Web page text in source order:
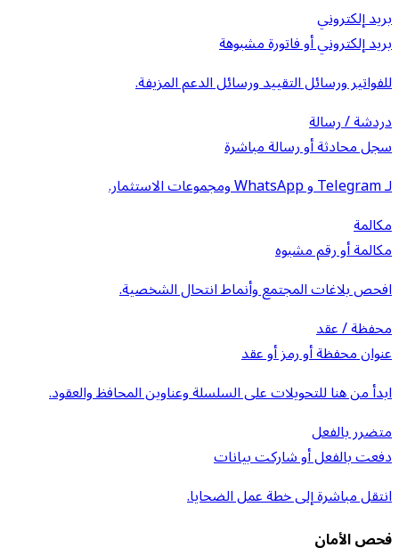
بريد إلكتروني
بريد إلكتروني أو فاتورة مشبوهة
للفواتير ورسائل التقييد ورسائل الدعم المزيفة.
دردشة / رسالة
سجل محادثة أو رسالة مباشرة
لـ Telegram و WhatsApp ومجموعات الاستثمار.
مكالمة
مكالمة أو رقم مشبوه
افحص بلاغات المجتمع وأنماط انتحال الشخصية.
محفظة / عقد
عنوان محفظة أو رمز أو عقد
ابدأ من هنا للتحويلات على السلسلة وعناوين المحافظ والعقود.
متضرر بالفعل
دفعت بالفعل أو شاركت بيانات
انتقل مباشرة إلى خطة عمل الضحايا.
فحص الأمان